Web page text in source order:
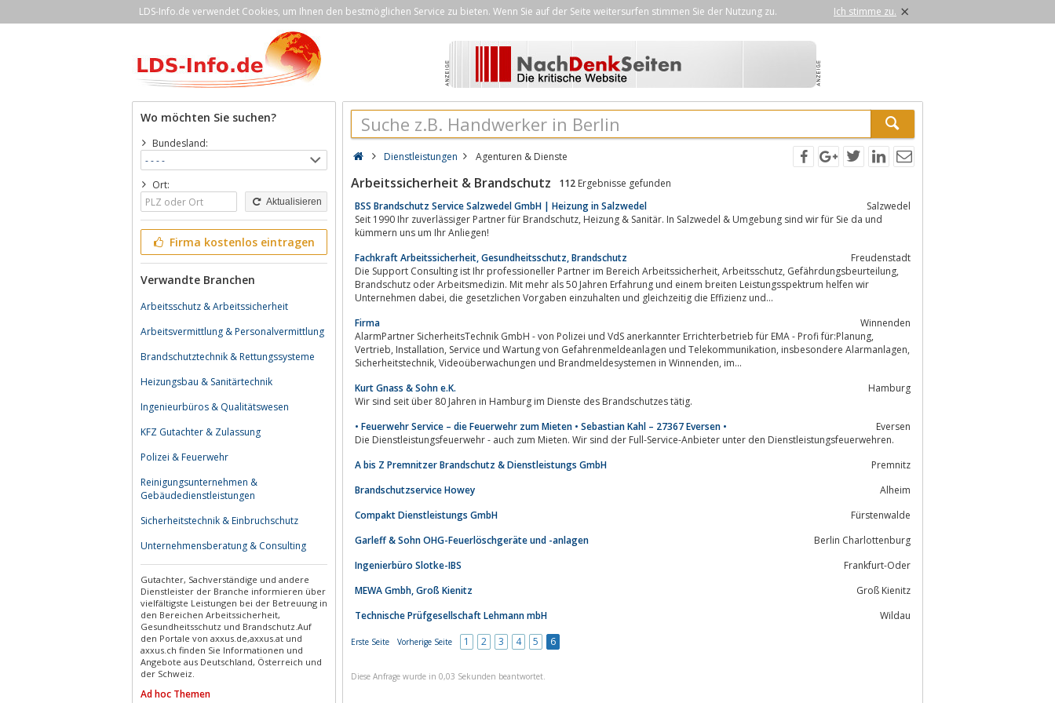
LDS-Info.de verwendet Cookies, um Ihnen den bestmöglichen Service zu bieten. Wenn Sie auf der Seite weitersurfen stimmen Sie der Nutzung zu. Ich stimme zu. ×
Wo möchten Sie suchen?
Bundesland:
Ort:
Aktualisieren
Firma kostenlos eintragen
Verwandte Branchen
Arbeitsschutz & Arbeitssicherheit
Arbeitsvermittlung & Personalvermittlung
Brandschutztechnik & Rettungssysteme
Heizungsbau & Sanitärtechnik
Ingenieurbüros & Qualitätswesen
KFZ Gutachter & Zulassung
Polizei & Feuerwehr
Reinigungsunternehmen &
Gebäudedienstleistungen
Sicherheitstechnik & Einbruchschutz
Unternehmensberatung & Consulting
Gutachter, Sachverständige und andere
Dienstleister der Branche informieren über
vielfältigste Leistungen bei der Betreuung in
den Bereichen Arbeitssicherheit,
Gesundheitsschutz und Brandschutz.Auf
den Portale von axxus.de,axxus.at und
axxus.ch finden Sie Informationen und
Angebote aus Deutschland, Österreich und
der Schweiz.
Ad hoc Themen
Dienstleistungen Agenturen & Dienste
Arbeitssicherheit & Brandschutz 112 Ergebnisse gefunden
BSS Brandschutz Service Salzwedel GmbH | Heizung in Salzwedel
Salzwedel
Seit 1990 Ihr zuverlässiger Partner für Brandschutz, Heizung & Sanitär. In Salzwedel & Umgebung sind wir für Sie da und
kümmern uns um Ihr Anliegen!
Fachkraft Arbeitssicherheit, Gesundheitsschutz, Brandschutz
Freudenstadt
Die Support Consulting ist Ihr professioneller Partner im Bereich Arbeitssicherheit, Arbeitsschutz, Gefährdungsbeurteilung,
Brandschutz oder Arbeitsmedizin. Mit mehr als 50 Jahren Erfahrung und einem breiten Leistungsspektrum helfen wir
Unternehmen dabei, die gesetzlichen Vorgaben einzuhalten und gleichzeitig die Effizienz und...
Firma
Winnenden
AlarmPartner SicherheitsTechnik GmbH - von Polizei und VdS anerkannter Errichterbetrieb für EMA - Profi für:Planung,
Vertrieb, Installation, Service und Wartung von Gefahrenmeldeanlagen und Telekommunikation, insbesondere Alarmanlagen,
Sicherheitstechnik, Videoüberwachungen und Brandmeldesystemen in Winnenden, im...
Kurt Gnass & Sohn e.K.
Hamburg
Wir sind seit über 80 Jahren in Hamburg im Dienste des Brandschutzes tätig.
• Feuerwehr Service – die Feuerwehr zum Mieten • Sebastian Kahl – 27367 Eversen •
Eversen
Die Dienstleistungsfeuerwehr - auch zum Mieten. Wir sind der Full-Service-Anbieter unter den Dienstleistungsfeuerwehren.
A bis Z Premnitzer Brandschutz & Dienstleistungs GmbH
Premnitz
Brandschutzservice Howey
Alheim
Compakt Dienstleistungs GmbH
Fürstenwalde
Garleff & Sohn OHG-Feuerlöschgeräte und -anlagen
Berlin Charlottenburg
Ingenierbüro Slotke-IBS
Frankfurt-Oder
MEWA Gmbh, Groß Kienitz
Groß Kienitz
Technische Prüfgesellschaft Lehmann mbH
Wildau
Erste Seite Vorherige Seite 1 2 3 4 5 6
Diese Anfrage wurde in 0,03 Sekunden beantwortet.